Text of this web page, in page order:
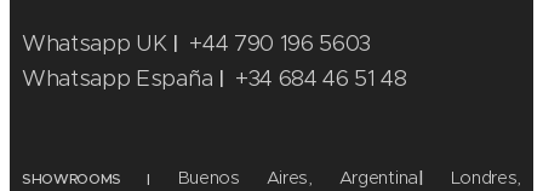
Whatsapp UK
+44 790 196 5603
Whatsapp España
+34 684 46 51 48
SHOWROOMS| Buenos Aires, Argentina
Londres,